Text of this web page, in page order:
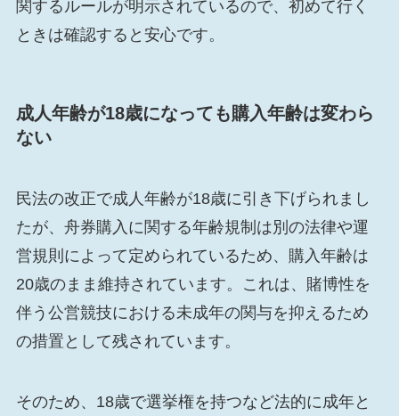
関するルールが明示されているので、初めて行く
ときは確認すると安心です。
成人年齢が18歳になっても購入年齢は変わら
ない
民法の改正で成人年齢が18歳に引き下げられまし
たが、舟券購入に関する年齢規制は別の法律や運
営規則によって定められているため、購入年齢は
20歳のまま維持されています。これは、賭博性を
伴う公営競技における未成年の関与を抑えるため
の措置として残されています。
そのため、18歳で選挙権を持つなど法的に成年と